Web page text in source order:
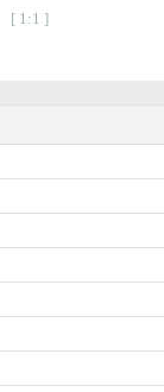
[ 1:1 ]